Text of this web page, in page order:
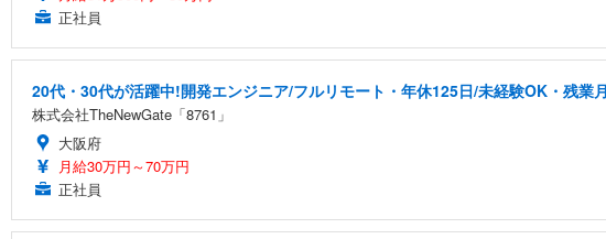
正社員
20代・30代が活躍中!開発エンジニア/フルリモート・年休125日/未経験OK・残業
株式会社TheNewGate「8761」
大阪府
月給30万円～70万円
正社員